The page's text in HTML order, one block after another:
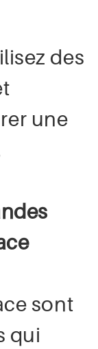
des
une
sont
qui